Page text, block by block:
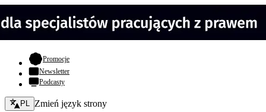
Promocje- otwiera się w nowej karcie
Newsletter
Podcasty
Zmień język - bieżący:
PL Zmień język strony